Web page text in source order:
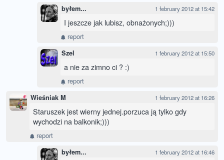
byłem... 1 february 2012 at 15:42
I jeszcze jak lubisz, obnażonych;)))
report
Szel 1 february 2012 at 15:50
a nie za zimno ci ? :)
report
Wieśniak M 1 february 2012 at 16:26
Staruszek jest wierny jednej.porzuca ją tylko gdy
wychodzi na balkonik;)))
report
byłem... 1 february 2012 at 16:46